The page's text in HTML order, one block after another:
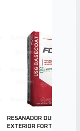
RESANADOR DUROCK
EXTERIOR FORTE 20 K